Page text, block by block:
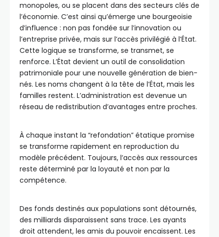
monopoles, ou se placent dans des secteurs clés de
l’économie. C’est ainsi qu’émerge une bourgeoisie
d’influence : non pas fondée sur l’innovation ou
l’entreprise privée, mais sur l’accès privilégié à l’État.
Cette logique se transforme, se transmet, se
renforce. L’État devient un outil de consolidation
patrimoniale pour une nouvelle génération de bien-
nés. Les noms changent à la tête de l’État, mais les
familles restent. L’administration est devenue un
réseau de redistribution d’avantages entre proches.
À chaque instant la “refondation” étatique promise
se transforme rapidement en reproduction du
modèle précédent. Toujours, l’accès aux ressources
reste déterminé par la loyauté et non par la
compétence.
Des fonds destinés aux populations sont détournés,
des milliards disparaissent sans trace. Les ayants
droit attendent, les amis du pouvoir encaissent. Les